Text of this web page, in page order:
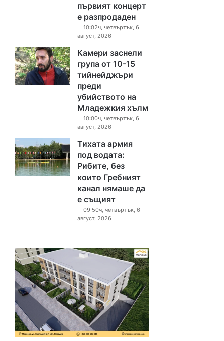
първият концерт
е разпродаден
10:02ч, четвъртък, 6
август, 2026
Камери заснели
група от 10-15
тийнейджъри
преди
убийството на
Младежкия хълм
10:00ч, четвъртък, 6
август, 2026
Тихата армия
под водата:
Рибите, без
които Гребният
канал нямаше да
е същият
09:50ч, четвъртък, 6
август, 2026